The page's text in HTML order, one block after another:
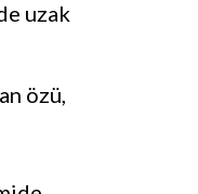
uzak
özü,